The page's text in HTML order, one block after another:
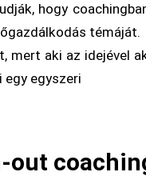
hogy
témáját.
mert aki az idejével
egy egyszeri
out